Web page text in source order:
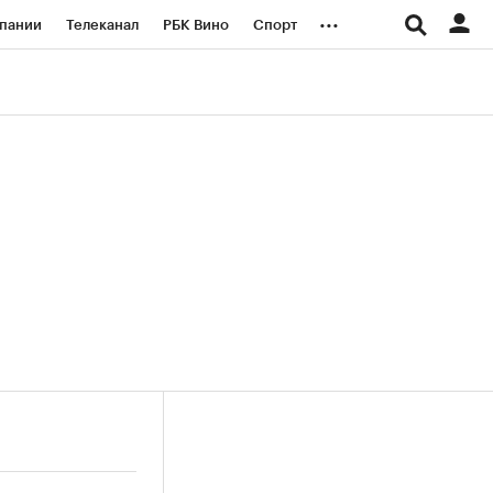
Телеканал РБК Вино Спорт ...